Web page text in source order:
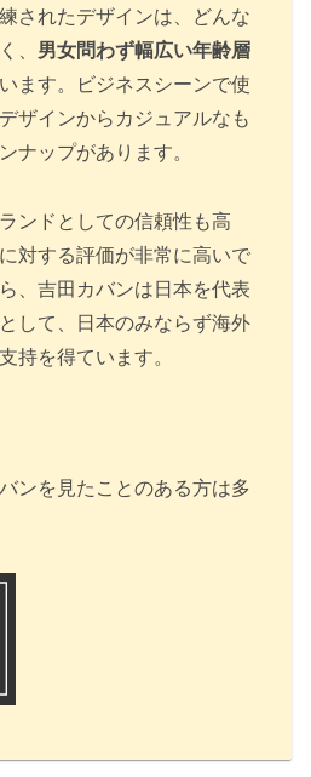
されたデザインは、どんな
、 男女問わず幅広い年齢層
ます。ビジネスシーンで使
ザインからカジュアルなも
ナップがあります。
ンドとしての信頼性も高
対する評価が非常に高いで
、吉田カバンは日本を代表
して、日本のみならず海外
持を得ています。
ンを見たことのある方は多